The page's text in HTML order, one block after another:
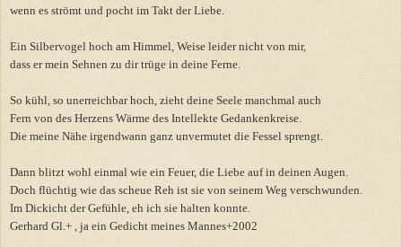
wenn es strömt und pocht im Takt der Liebe.
Ein Silbervogel hoch am Himmel, Weise leider nicht von mir,
dass er mein Sehnen zu dir trüge in deine Ferne.
So kühl, so unerreichbar hoch, zieht deine Seele manchmal auch
Fern von des Herzens Wärme des Intellekte Gedankenkreise.
Die meine Nähe irgendwann ganz unvermutet die Fessel sprengt.
Dann blitzt wohl einmal wie ein Feuer, die Liebe auf in deinen Augen.
Doch flüchtig wie das scheue Reh ist sie von seinem Weg verschwunden.
Im Dickicht der Gefühle, eh ich sie halten konnte.
Gerhard Gl.+ , ja ein Gedicht meines Mannes+2002